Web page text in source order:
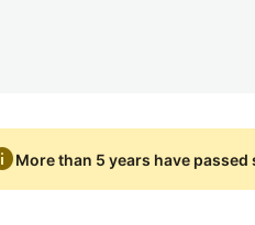
More than 5 years have